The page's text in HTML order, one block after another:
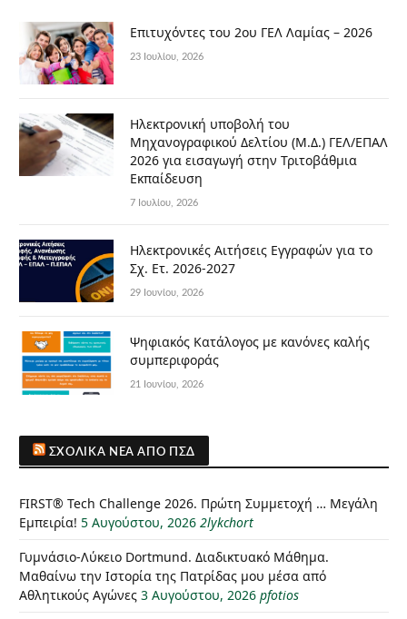
Επιτυχόντες του 2ου ΓΕΛ Λαμίας – 2026
23 Ιουλίου, 2026
Ηλεκτρονική υποβολή του
Μηχανογραφικού Δελτίου (Μ.Δ.) ΓΕΛ/ΕΠΑΛ
2026 για εισαγωγή στην Τριτοβάθμια
Εκπαίδευση
7 Ιουλίου, 2026
Ηλεκτρονικές Αιτήσεις Εγγραφών για το
Σχ. Ετ. 2026-2027
29 Ιουνίου, 2026
Ψηφιακός Κατάλογος με κανόνες καλής
συμπεριφοράς
21 Ιουνίου, 2026
ΣΧΟΛΙΚΆ ΝΈΑ ΑΠΌ ΠΣΔ
FIRST® Tech Challenge 2026. Πρώτη Συμμετοχή … Μεγάλη
Εμπειρία! 5 Αυγούστου, 2026 2lykchort
Γυμνάσιο-Λύκειο Dortmund. Διαδικτυακό Μάθημα.
Μαθαίνω την Ιστορία της Πατρίδας μου μέσα από
Αθλητικούς Αγώνες 3 Αυγούστου, 2026 pfotios